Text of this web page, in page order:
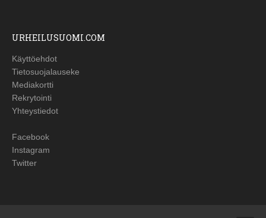
URHEILUSUOMI.COM
Käyttöehdot
Tietosuojalauseke
Mediakortti
Rekrytointi
Yhteystiedot
Facebook
Instagram
Twitter